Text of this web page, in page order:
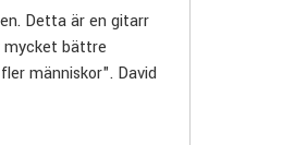
Detta är en gitarr
mycket bättre
människor". David
av Rosewood